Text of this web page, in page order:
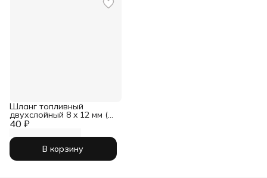
40 ₽
Шланг топливный
двухслойный 8 x 12 мм (1
м)
В корзину